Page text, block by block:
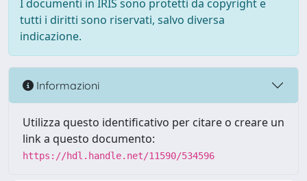
I documenti in IRIS sono protetti da copyright e
tutti i diritti sono riservati, salvo diversa
indicazione.
Informazioni
Utilizza questo identificativo per citare o creare un
link a questo documento:
https://hdl.handle.net/11590/534596